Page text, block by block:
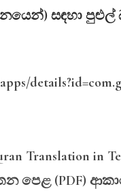
සඳහා පුළුල්
Translation in
පෙළ (PDF)